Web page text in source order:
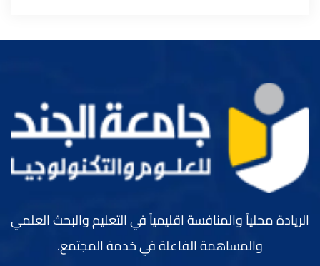
الريادة محلياً والمنافسة اقليمياً في التعليم والبحث العلمي
والمساهمة الفاعلة في خدمة المجتمع.